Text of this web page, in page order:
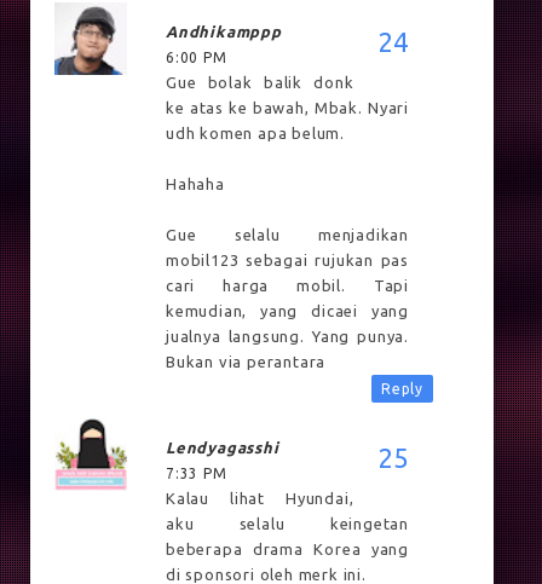
Andhikamppp
6:00 PM
Gue bolak balik donk
ke atas ke bawah, Mbak. Nyari
udh komen apa belum.
Hahaha
Gue selalu menjadikan
mobil123 sebagai rujukan pas
cari harga mobil. Tapi
kemudian, yang dicaei yang
jualnya langsung. Yang punya.
Bukan via perantara
Reply
Lendyagasshi
7:33 PM
Kalau lihat Hyundai,
aku selalu keingetan
beberapa drama Korea yang
di sponsori oleh merk ini.